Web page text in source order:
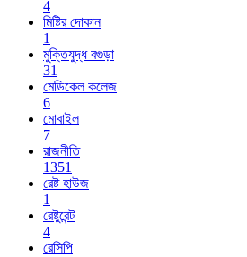
4
মিষ্টির দোকান
1
মুক্তিযুদ্ধ বগুড়া
31
মেডিকেল কলেজ
6
মোবাইল
7
রাজনীতি
1351
রেষ্ট হাউজ
1
রেষ্টুরেন্ট
4
রেসিপি